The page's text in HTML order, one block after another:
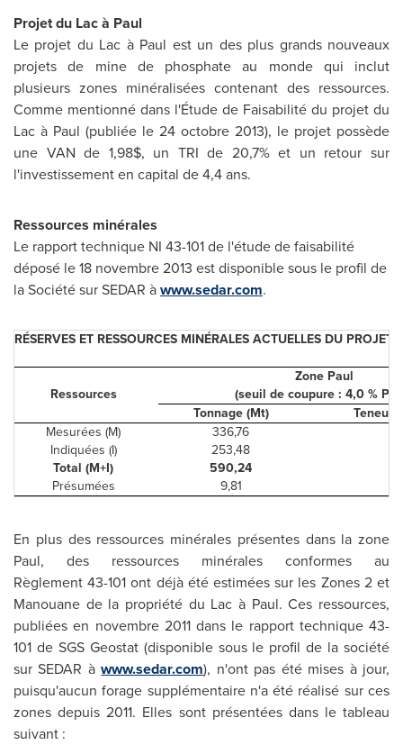
Projet du Lac à Paul
Le projet du Lac à Paul est un des plus grands nouveaux
projets de mine de phosphate au monde qui inclut
plusieurs zones minéralisées contenant des ressources.
Comme mentionné dans l'Étude de Faisabilité du projet du
Lac à Paul (publiée le 24 octobre 2013), le projet possède
une VAN de 1,98$, un TRI de 20,7% et un retour sur
l'investissement en capital de 4,4 ans.
Ressources minérales
Le rapport technique NI 43-101 de l'étude de faisabilité
déposé le 18 novembre 2013 est disponible sous le profil de
la Société sur SEDAR àwww.sedar.com.
RÉSERVES ET RESSOURCES MINÉRALES ACTUELLES DU
Ressources
Zone Paul
(seuil de coupure : 4,0 % P
Tonnage (Mt)
Teneur
Mesurées (M)
336,76
Indiquées (I)
253,48
Total (M+I)
590,24
Présumées
9,81
En plus des ressources minérales présentes dans la zone
Paul, des ressources minérales conformes au
Règlement 43-101 ont déjà été estimées sur les Zones 2 et
Manouane de la propriété du Lac à Paul. Ces ressources,
publiées en novembre 2011 dans le rapport technique 43-
101 de SGS Geostat (disponible sous le profil de la société
sur SEDAR àwww.sedar.com), n'ont pas été mises à jour,
puisqu'aucun forage supplémentaire n'a été réalisé sur ces
zones depuis 2011. Elles sont présentées dans le tableau
suivant :